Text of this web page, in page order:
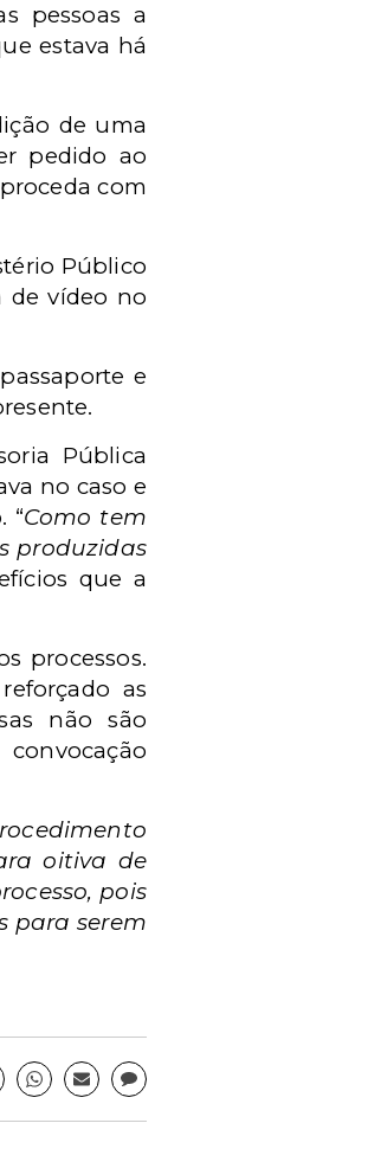
pessoas a
estava há
de uma
pedido ao
com
Público
de vídeo no
e
Pública
no caso e
“Como tem
produzidas
que a
processos.
as
não são
oitiva de
pois
para serem